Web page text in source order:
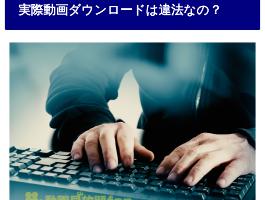
実際動画ダウンロードは違法なの？